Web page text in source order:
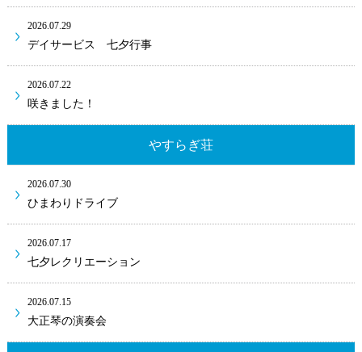
2026.07.29
デイサービス 七夕行事
2026.07.22
咲きました！
やすらぎ荘
2026.07.30
ひまわりドライブ
2026.07.17
七夕レクリエーション
2026.07.15
大正琴の演奏会